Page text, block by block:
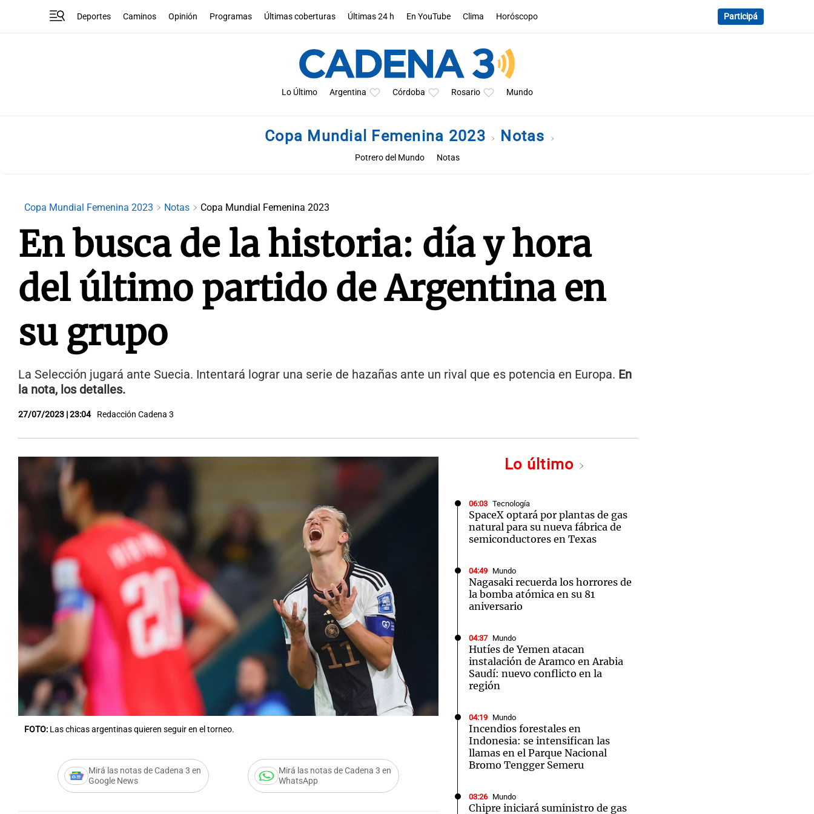
Deportes Caminos Opinión Programas Últimas coberturas Últimas 24 h En YouTube Clima Horóscopo Participá
Lo Último Argentina Córdoba Rosario Mundo
Copa Mundial Femenina 2023 Notas
Potrero del Mundo Notas
Copa Mundial Femenina 2023 Notas Copa Mundial Femenina 2023
En busca de la historia: día y hora
del último partido de Argentina en
su grupo
La Selección jugará ante Suecia. Intentará lograr una serie de hazañas ante un rival que es potencia en Europa. En
la nota, los detalles.
27/07/2023 | 23:04 Redacción Cadena 3
FOTO: Las chicas argentinas quieren seguir en el torneo.
Mirá las notas de Cadena 3 en
Google News
Mirá las notas de Cadena 3 en
WhatsApp
Lo último
06:03 Tecnología
SpaceX optará por plantas de gas
natural para su nueva fábrica de
semiconductores en Texas
04:49 Mundo
Nagasaki recuerda los horrores de
la bomba atómica en su 81
aniversario
04:37 Mundo
Hutíes de Yemen atacan
instalación de Aramco en Arabia
Saudí: nuevo conflicto en la
región
04:19 Mundo
Incendios forestales en
Indonesia: se intensifican las
llamas en el Parque Nacional
Bromo Tengger Semeru
03:26 Mundo
Chipre iniciará suministro de gas
Notas
Editorial
Notas
Mundial 2026
Notas
La Sole en Cadena 3 El huracán de Arequito Cadena 3 en Groenlandia